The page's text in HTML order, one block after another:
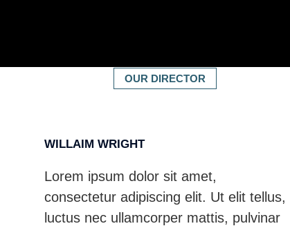
OUR DIRECTOR
WILLAIM WRIGHT
Lorem ipsum dolor sit amet,
consectetur adipiscing elit. Ut elit tellus,
luctus nec ullamcorper mattis, pulvinar